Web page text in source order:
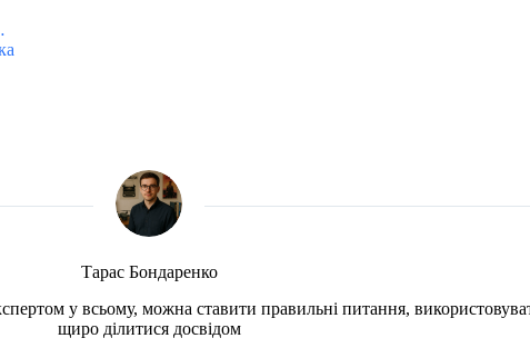
Тарас Бондаренко
у всьому, можна ставити правильні питання,
щиро ділитися досвідом